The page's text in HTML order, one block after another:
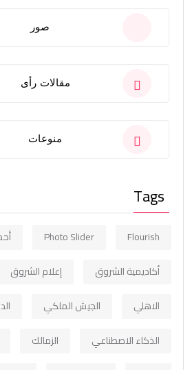
صور
مقالات رأى
منوعات
Tags
Flourish
Photo Slider
أكاديمية الشروق
إعلام الشروق
الاهلي
الجيش الملكي
الذكاء الاصطناعي
الزمالك